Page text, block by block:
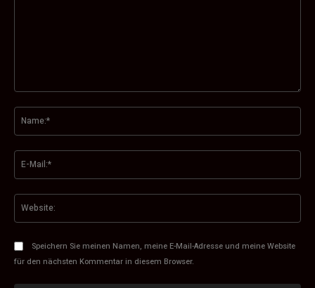
Speichern Sie meinen Namen, meine E-Mail-Adresse und meine Website
für den nächsten Kommentar in diesem Browser.